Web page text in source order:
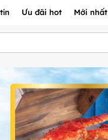
Ưu đãi hot Mới nhất